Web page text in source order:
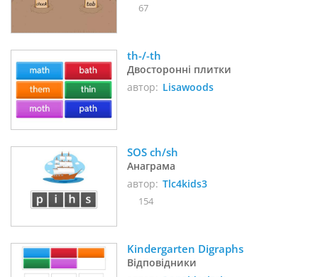
67
th-/-th
Двосторонні плитки
автор: Lisawoods
SOS ch/sh
Анаграма
автор: Tlc4kids3
154
Kindergarten Digraphs
Відповідники